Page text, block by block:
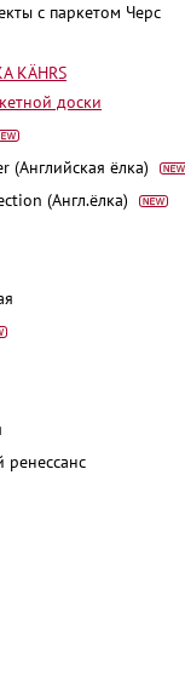
с паркетом Черс
KÄHRS
доски
(Английская ёлка)
(Англ.ёлка)
ренессанс